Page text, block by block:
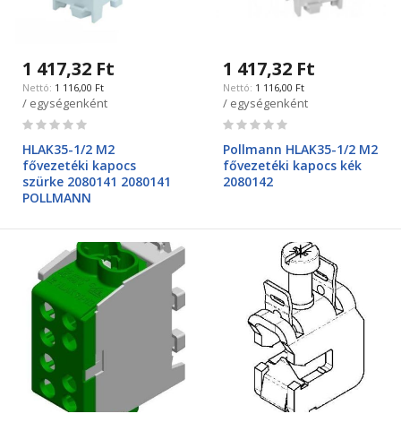
1 417,32 Ft
1 116,00 Ft
/ egységenként
Rating:
HLAK35-1/2 M2
fővezetéki kapocs
szürke 2080141 2080141
POLLMANN
1 417,32 Ft
1 116,00 Ft
/ egységenként
Rating:
Pollmann HLAK35-1/2 M2
fővezetéki kapocs kék
2080142